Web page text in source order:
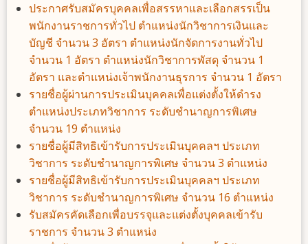
ประกาศรับสมัครบุคคลเพื่อสรรหาและเลือกสรรเป็น
พนักงานราชการทั่วไป ตำแหน่งนักวิชาการเงินและ
บัญชี จำนวน 3 อัตรา ตำแหน่งนักจัดการงานทั่วไป
จำนวน 1 อัตรา ตำแหน่งนักวิชาการพัสดุ จำนวน 1
อัตรา และตำแหน่งเจ้าพนักงานธุรการ จำนวน 1 อัตรา
รายชื่อผู้ผ่านการประเมินบุคคลเพื่อแต่งตั้งให้ดำรง
ตำแหน่งประเภทวิชาการ ระดับชำนาญการพิเศษ
จำนวน 19 ตำแหน่ง
รายชื่อผู้มีสิทธิเข้ารับการประเมินบุคคลฯ ประเภท
วิชาการ ระดับชำนาญการพิเศษ จำนวน 3 ตำแหน่ง
รายชื่อผู้มีสิทธิเข้ารับการประเมินบุคคลฯ ประเภท
วิชาการ ระดับชำนาญการพิเศษ จำนวน 16 ตำแหน่ง
รับสมัครคัดเลือกเพื่อบรรจุและแต่งตั้งบุคคลเข้ารับ
ราชการ จำนวน 3 ตำแหน่ง